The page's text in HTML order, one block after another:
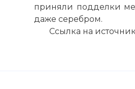
приняли подделки
даже серебром.
Ссылка на